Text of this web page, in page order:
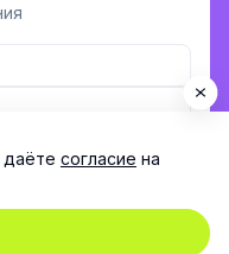
на
согласие на